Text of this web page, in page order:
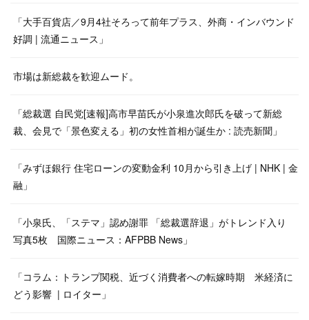
「大手百貨店／9月4社そろって前年プラス、外商・インバウンド
好調 | 流通ニュース」
市場は新総裁を歓迎ムード。
「総裁選 自民党[速報]高市早苗氏が小泉進次郎氏を破って新総
裁、会見で「景色変える」初の女性首相が誕生か : 読売新聞」
「みずほ銀行 住宅ローンの変動金利 10月から引き上げ | NHK | 金
融」
「小泉氏、「ステマ」認め謝罪 「総裁選辞退」がトレンド入り
写真5枚 国際ニュース：AFPBB News」
「コラム：トランプ関税、近づく消費者への転嫁時期 米経済に
どう影響 | ロイター」